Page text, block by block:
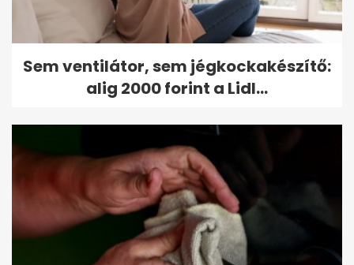
Sem ventilátor, sem jégkockakészítő:
alig 2000 forint a Lidl...